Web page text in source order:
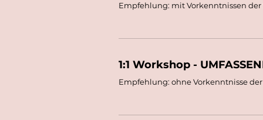
Empfehlung: mit Vorkenntnissen
1:1 Workshop -
Empfehlung: ohne Vorkenntnisse